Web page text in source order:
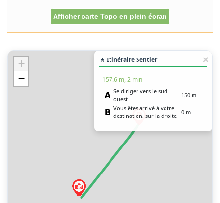
Afficher carte Topo en plein écran
+
−
🚶 Itinéraire Sentier
157.6 m, 2 min
Se diriger vers le sud-
ouest
150 m
Vous êtes arrivé à votre
destination, sur la droite
0 m